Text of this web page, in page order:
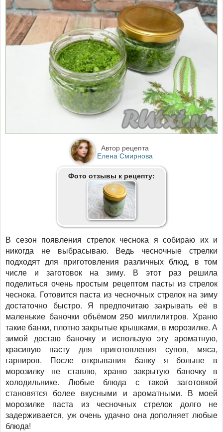
Автор рецепта
Елена Смирнова
Фото отзывы к рецепту:
В сезон появления стрелок чеснока я собираю их и
никогда не выбрасываю. Ведь чесночные стрелки
подходят для приготовления различных блюд, в том
числе и заготовок на зиму. В этот раз решила
поделиться очень простым рецептом пасты из стрелок
чеснока. Готовится паста из чесночных стрелок на зиму
достаточно быстро. Я предпочитаю закрывать её в
маленькие баночки объёмом 250 миллилитров. Храню
такие банки, плотно закрытые крышками, в морозилке. А
зимой достаю баночку и использую эту ароматную,
красивую пасту для приготовления супов, мяса,
гарниров. После открывания банку я больше в
морозилку не ставлю, храню закрытую баночку в
холодильнике. Любые блюда с такой заготовкой
становятся более вкусными и ароматными. В моей
морозилке паста из чесночных стрелок долго не
задерживается, уж очень удачно она дополняет любые
блюда!